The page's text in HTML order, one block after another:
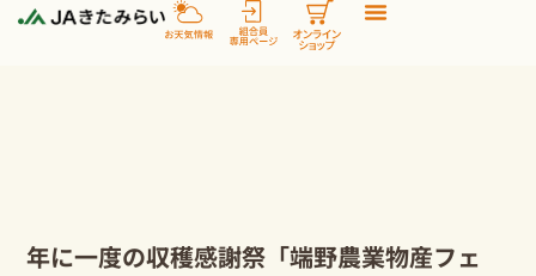
年に一度の収穫感謝祭「端野農業物産フェ